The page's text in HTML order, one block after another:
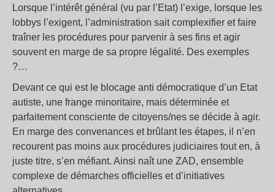
Lorsque l’intérêt général (vu par l’Etat) l’exige, lorsque les
lobbys l’exigent, l’administration sait complexifier et faire
traîner les procédures pour parvenir à ses fins et agir
souvent en marge de sa propre légalité. Des exemples
?…
Devant ce qui est le blocage anti démocratique d’un Etat
autiste, une frange minoritaire, mais déterminée et
parfaitement consciente de citoyens/nes se décide à agir.
En marge des convenances et brûlant les étapes, il n’en
recourent pas moins aux procédures judiciaires tout en, à
juste titre, s’en méfiant. Ainsi naît une ZAD, ensemble
complexe de démarches officielles et d’initiatives